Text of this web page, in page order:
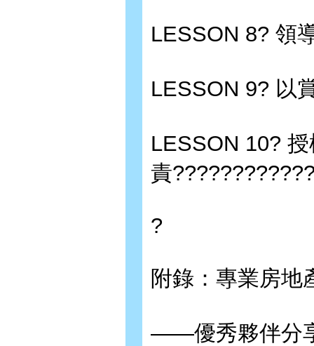
LESSON 8? 領
LESSON 9? 以
LESSON 10?
責
?
附錄：專業房地
——優秀夥伴分